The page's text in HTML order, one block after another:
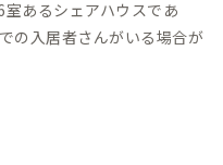
あるシェアハウスであ
の入居者さんがいる場合が